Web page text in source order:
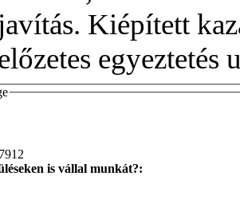
egyeztetés
is vállal munkát?: